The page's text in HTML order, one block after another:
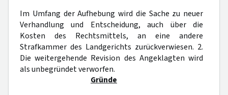
Im Umfang der Aufhebung wird die Sache zu neuer
Verhandlung und Entscheidung, auch über die
Kosten des Rechtsmittels, an eine andere
Strafkammer des Landgerichts zurückverwiesen. 2.
Die weitergehende Revision des Angeklagten wird
als unbegründet verworfen.
Gründe